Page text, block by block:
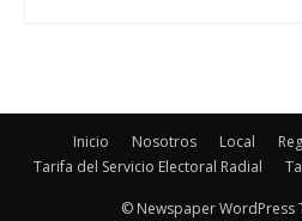
Inicio Nosotros Local
Tarifa del Servicio Electoral Radial
© Newspaper WordPress